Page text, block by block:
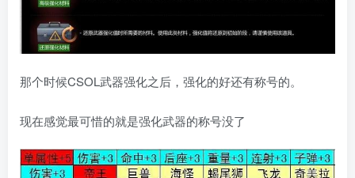
那个时候CSOL武器强化之后，强化的好还有称号的。
现在感觉最可惜的就是强化武器的称号没了